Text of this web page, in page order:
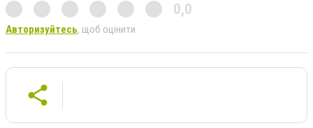
0,0
Авторизуйтесь, щоб оцінити